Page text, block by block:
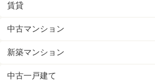
賃貸
中古マンション
新築マンション
中古一戸建て